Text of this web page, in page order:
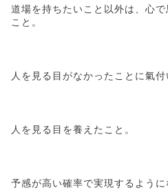
道場を持ちたいこと以外は、心
こと。
人を見る目がなかったことに氣付
人を見る目を養えたこと。
予感が高い確率で実現するように